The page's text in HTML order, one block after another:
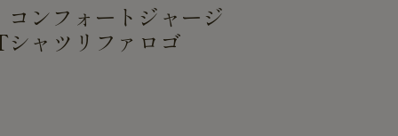
アクセサリー
メディカル
アクセサリー
メディカル
コンフォートジャージ
ャツリファロゴ